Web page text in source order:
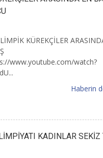
KÜREKÇİLER
www.youtube.com/watch?
Haberin
KADINLAR SEKİZ